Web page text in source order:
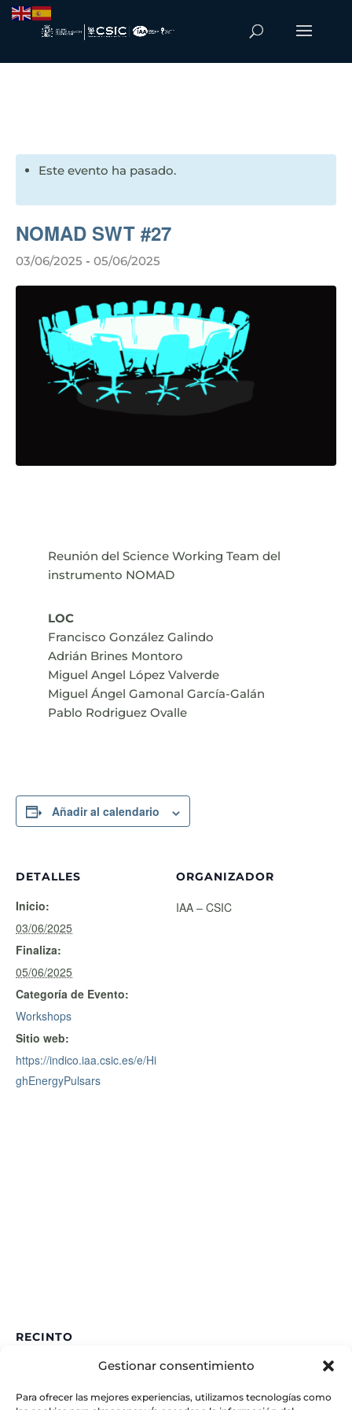
Gestionar consentimiento
Para ofrecer las mejores experiencias, utilizamos tecnologías como
Este evento ha pasado.
NOMAD SWT #27
03/06/2025 - 05/06/2025
Reunión del Science Working Team del
instrumento NOMAD
LOC
Francisco González Galindo
Adrián Brines Montoro
Miguel Angel López Valverde
Miguel Ángel Gamonal García-Galán
Pablo Rodriguez Ovalle
Añadir al calendario
DETALLES
Inicio:
03/06/2025
Finaliza:
05/06/2025
Categoría de Evento:
Workshops
Sitio web:
https://indico.iaa.csic.es/e/Hi
ghEnergyPulsars
ORGANIZADOR
IAA – CSIC
RECINTO